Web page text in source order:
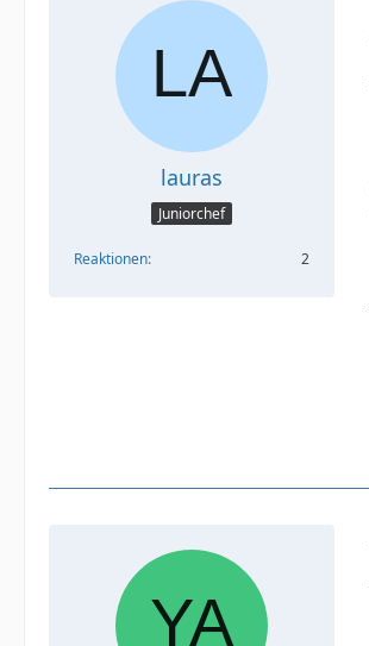
lauras
Juniorchef
Reaktionen 2